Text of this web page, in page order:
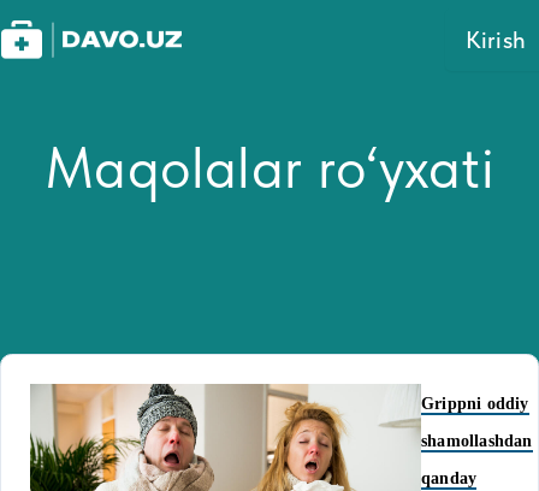
Kirish
Maqolalar ro‘yxati
Grippni oddiy
shamollashdan
qanday